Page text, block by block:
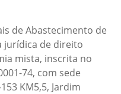
de Abastecimento de
jurídica de direito
mista, inscrita no
74, com sede
KM5,5, Jardim